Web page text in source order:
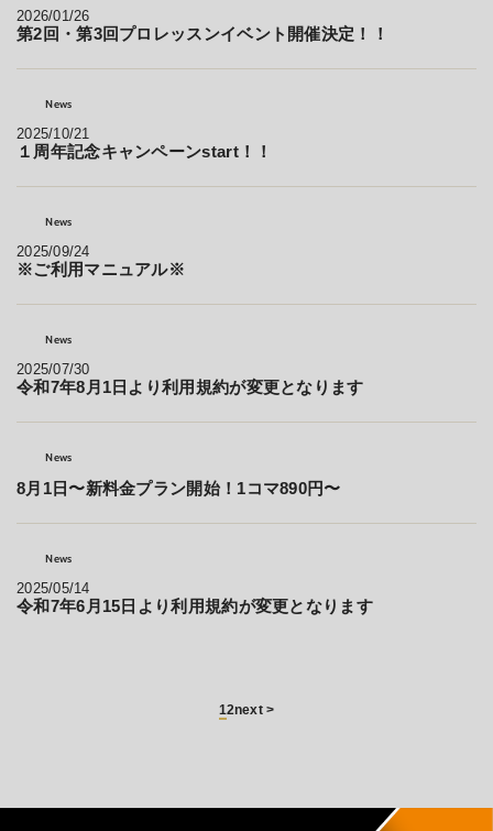
2026/01/26
第2回・第3回プロレッスンイベント開催決定！！
News
2025/10/21
１周年記念キャンペーンstart！！
News
2025/09/24
※ご利用マニュアル※
News
2025/07/30
令和7年8月1日より利用規約が変更となります
News
8月1日〜新料金プラン開始！1コマ890円〜
News
2025/05/14
令和7年6月15日より利用規約が変更となります
12next >